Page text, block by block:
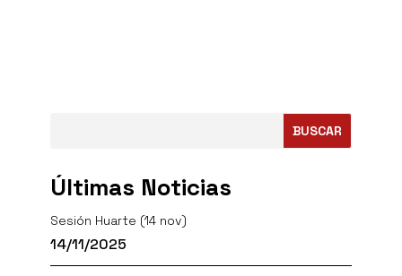
BUSCAR
Últimas Noticias
Sesión Huarte (14 nov)
14/11/2025